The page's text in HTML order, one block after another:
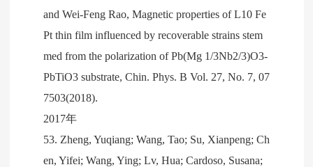
and Wei-Feng Rao, Magnetic properties of L10 Fe
Pt thin film influenced by recoverable strains stem
med from the polarization of Pb(Mg 1/3Nb2/3)O3-
PbTiO3 substrate, Chin. Phys. B Vol. 27, No. 7, 07
7503(2018).
2017年
53. Zheng, Yuqiang; Wang, Tao; Su, Xianpeng; Ch
en, Yifei; Wang, Ying; Lv, Hua; Cardoso, Susana;